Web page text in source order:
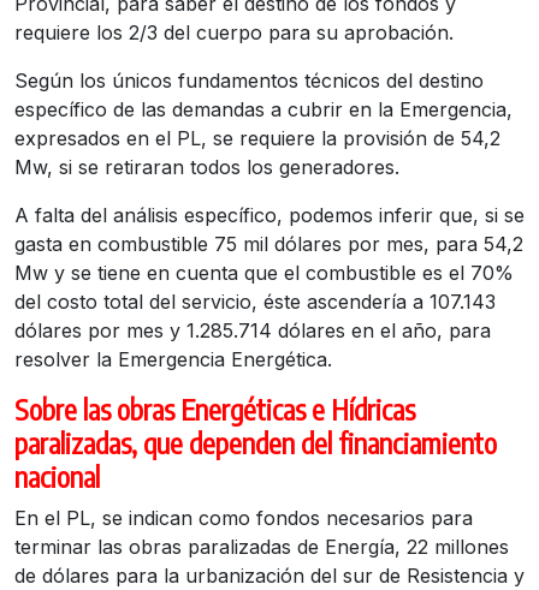
requiere los 2/3 del cuerpo para su aprobación.
Según los únicos fundamentos técnicos del destino
específico de las demandas a cubrir en la Emergencia,
expresados en el PL, se requiere la provisión de 54,2
Mw, si se retiraran todos los generadores.
A falta del análisis específico, podemos inferir que, si se
gasta en combustible 75 mil dólares por mes, para 54,2
Mw y se tiene en cuenta que el combustible es el 70%
del costo total del servicio, éste ascendería a 107.143
dólares por mes y 1.285.714 dólares en el año, para
resolver la Emergencia Energética.
Sobre las obras Energéticas e Hídricas
paralizadas, que dependen del financiamiento
nacional
En el PL, se indican como fondos necesarios para
terminar las obras paralizadas de Energía, 22 millones
de dólares para la urbanización del sur de Resistencia y